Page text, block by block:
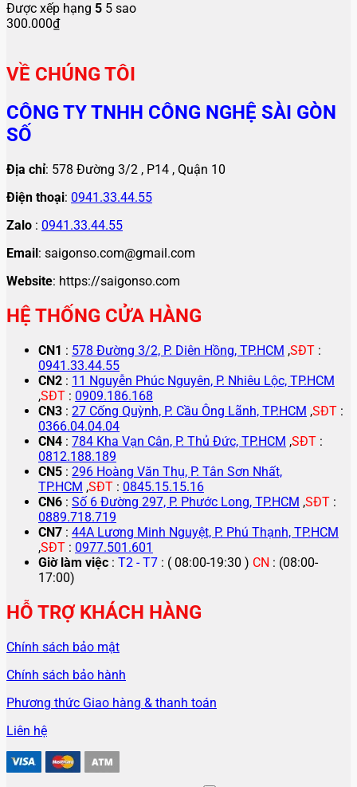
Được xếp hạng 5 5 sao
300.000₫
VỀ CHÚNG TÔI
CÔNG TY TNHH CÔNG NGHỆ SÀI GÒN
SỐ
Địa chỉ: 578 Đường 3/2 , P14 , Quận 10
Điện thoại: 0941.33.44.55
Zalo : 0941.33.44.55
Email: saigonso.com@gmail.com
Website: https://saigonso.com
HỆ THỐNG CỬA HÀNG
CN1 : 578 Đường 3/2, P. Diên Hồng, TP.HCM ,SĐT :
0941.33.44.55
CN2 : 11 Nguyễn Phúc Nguyên, P. Nhiêu Lộc, TP.HCM
,SĐT : 0909.186.168
CN3 : 27 Cống Quỳnh, P. Cầu Ông Lãnh, TP.HCM ,SĐT :
0366.04.04.04
CN4 : 784 Kha Vạn Cân, P. Thủ Đức, TP.HCM ,SĐT :
0812.188.189
CN5 : 296 Hoàng Văn Thụ, P. Tân Sơn Nhất,
TP.HCM ,SĐT : 0845.15.15.16
CN6 : Số 6 Đường 297, P. Phước Long, TP.HCM ,SĐT :
0889.718.719
CN7 : 44A Lương Minh Nguyệt, P. Phú Thạnh, TP.HCM
,SĐT : 0977.501.601
Giờ làm việc : T2 - T7 : ( 08:00-19:30 ) CN : (08:00-
17:00)
HỖ TRỢ KHÁCH HÀNG
Chính sách bảo mật
Chính sách bảo hành
Phương thức Giao hàng & thanh toán
Liên hệ